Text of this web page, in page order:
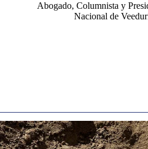
Abogado, Columnista y
Nacional de